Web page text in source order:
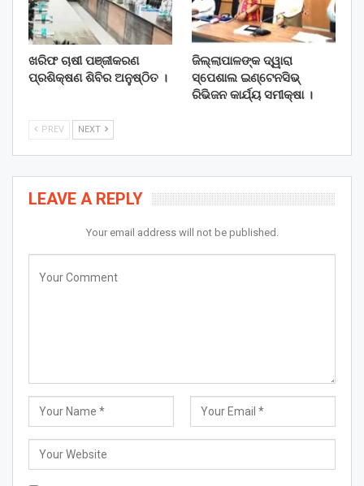
ଖରିଫ ଚାଷୀ ପଞ୍ଜୀକରଣ
ପ୍ରଶିକ୍ଷଣ ଶିବିର ଅନୁଷ୍ଠିତ ।
ଜିଲ୍ଲାପାଳଙ୍କ ଦ୍ୱାରା
ସ୍ପେଶାଲ ଇଣ୍ଟେନସିଭ୍
ରିଭିଜନ କାର୍ଯ୍ୟ ସମୀକ୍ଷା ।
PREV NEXT
LEAVE A REPLY
Your email address will not be published.